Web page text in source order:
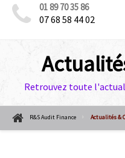
01 89 70 35 86
07 68 58 44 02
Retrouvez toute
R&S Audit Finance Actualités &